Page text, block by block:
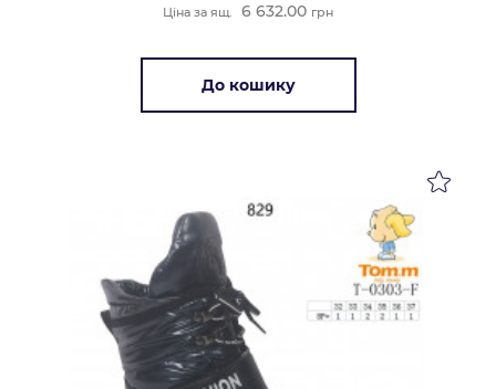
Ціна за ящ. 6 632.00 грн
До кошику